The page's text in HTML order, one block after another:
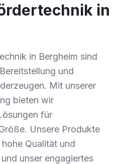
in
in Bergheim sind
und
Mit unserer
bieten wir
für
Unsere Produkte
Qualität und
unser engagiertes